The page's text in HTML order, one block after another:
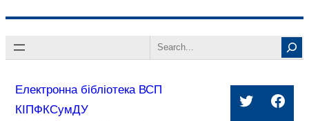
до
Search
Електронна бібліотека ВСП
КІПФКСумДУ
Twitter